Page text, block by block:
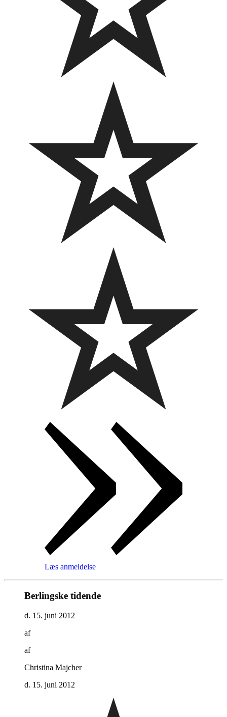
Læs anmeldelse
Berlingske tidende
d. 15. juni 2012
af
af
Christina Majcher
d. 15. juni 2012